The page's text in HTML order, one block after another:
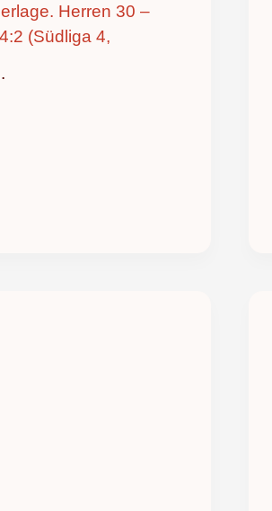
Herren 30 –
(Südliga 4,